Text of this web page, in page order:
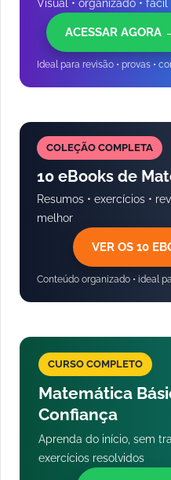
Visual • organizado •
ACESSAR AGORA
Ideal para revisão • provas •
COLEÇÃO COMPLETA
10 eBooks de
Resumos • exercícios •
melhor
VER OS 10
Conteúdo organizado • ideal
CURSO COMPLETO
Matemática
Confiança
Aprenda do início, sem
exercícios resolvidos